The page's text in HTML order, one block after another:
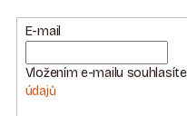
E-mail
Vložením e-mailu
údajů